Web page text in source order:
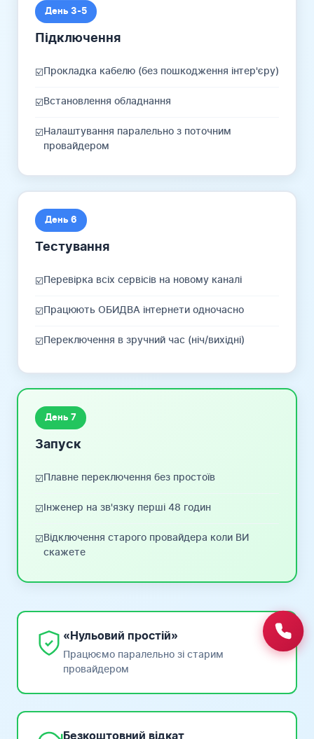
День 3-5
Підключення
☑️Прокладка кабелю (без пошкодження інтер'єру)
☑️Встановлення обладнання
☑️Налаштування паралельно з поточним
провайдером
День 6
Тестування
☑️Перевірка всіх сервісів на новому каналі
☑️Працюють ОБИДВА інтернети одночасно
☑️Переключення в зручний час (ніч/вихідні)
День 7
Запуск
☑️Плавне переключення без простоїв
☑️Інженер на зв'язку перші 48 годин
☑️Відключення старого провайдера коли ВИ
скажете
«Нульовий простій»
Працюємо паралельно зі старим
провайдером
Безкоштовний відкат